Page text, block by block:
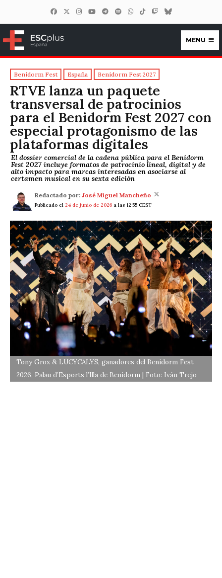
ESCplus España
MENU
Benidorm Fest España Benidorm Fest 2027
RTVE lanza un paquete
transversal de patrocinios
para el Benidorm Fest 2027 con
especial protagonismo de las
plataformas digitales
El dossier comercial de la cadena pública para el Benidorm
Fest 2027 incluye formatos de patrocinio lineal, digital y de
alto impacto para marcas interesadas en asociarse al
certamen musical en su sexta edición
Redactado por: José Miguel Mancheño
Publicado el 24 de junio de 2026 a las 12:55 CEST
Tony Grox & LUCYCALYS, ganadores del Benidorm Fest
2026, Palau d’Esports l’Illa de Benidorm | Foto: Iván Trejo